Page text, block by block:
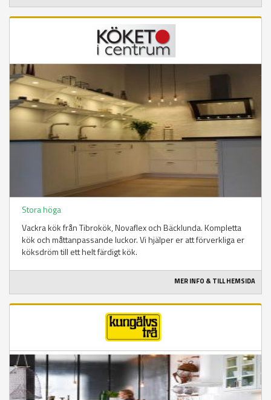
Stora höga
Vackra kök från Tibrokök, Novaflex och Bäcklunda. Kompletta
kök och måttanpassande luckor. Vi hjälper er att förverkliga er
köksdröm till ett helt färdigt kök.
MER INFO & TILL HEMSIDA